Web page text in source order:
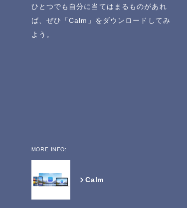
ひとつでも自分に当てはまるものがあれ
ば、ぜひ「Calm」をダウンロードしてみ
よう。
MORE INFO:
Calm